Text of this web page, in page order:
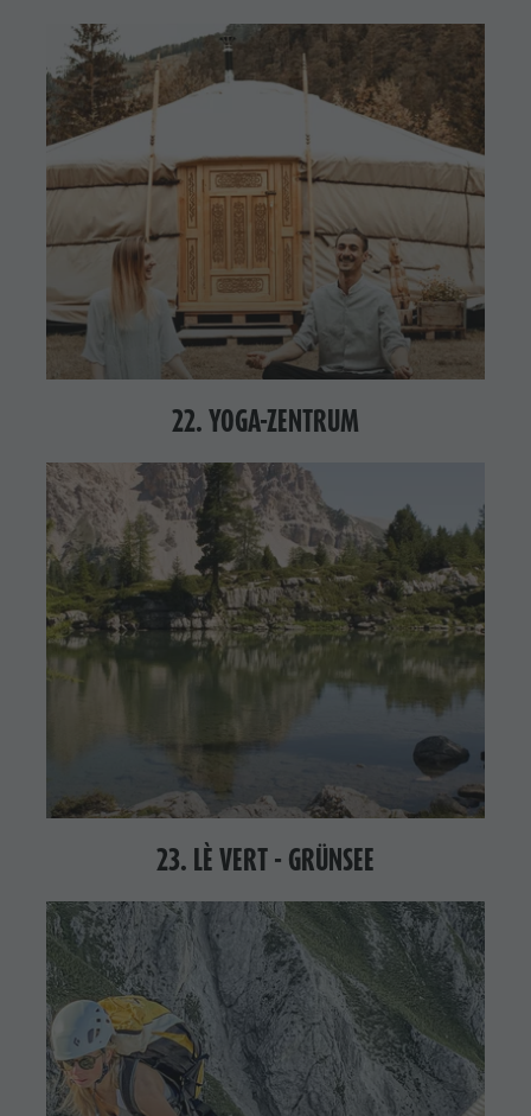
22. YOGA-ZENTRUM
23. LÈ VERT - GRÜNSEE